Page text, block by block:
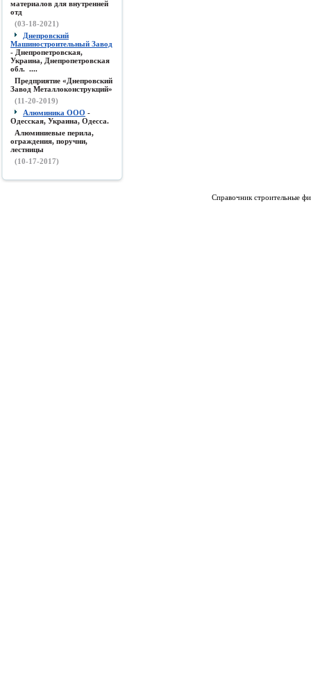
материалов для внутренней
отд
(03-18-2021)
Днепровский
Машиностроительный Завод
- Днепропетровская,
Украина, Днепропетровская
обл. ....
Предприятие «Днепровский
Завод Металлоконструкций»
(11-20-2019)
Алюминика ООО -
Одесская, Украина, Одесса.
Алюминиевые перила,
ограждения, поручни,
лестницы
(10-17-2017)
Справочник строительные